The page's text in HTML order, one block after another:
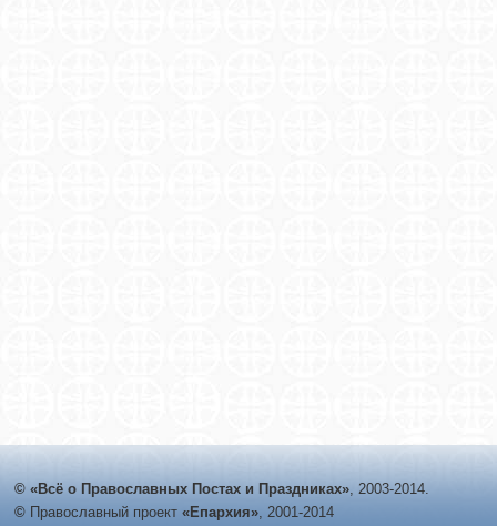
© «Всё о Православных Постах и Праздниках», 2003-2014.
© Православный проект «Епархия», 2001-2014